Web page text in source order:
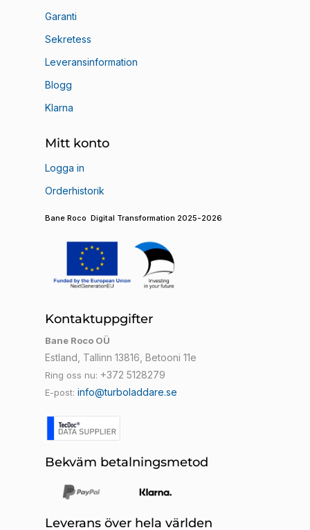
Garanti
Sekretess
Leveransinformation
Blogg
Klarna
Mitt konto
Logga in
Orderhistorik
Bane Roco Digital Transformation 2025-2026
Kontaktuppgifter
Bane Roco OÜ
Estland, Tallinn 13816, Betooni 11e
Ring oss nu: +372 5128279
E-post: info@turboladdare.se
Bekväm betalningsmetod
Leverans över hela världen